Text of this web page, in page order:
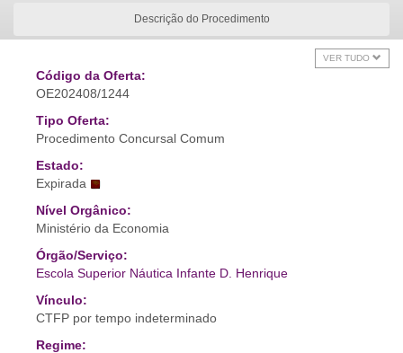
Descrição do Procedimento
VER TUDO
Código da Oferta:
OE202408/1244
Tipo Oferta:
Procedimento Concursal Comum
Estado:
Expirada
Nível Orgânico:
Ministério da Economia
Órgão/Serviço:
Escola Superior Náutica Infante D. Henrique
Vínculo:
CTFP por tempo indeterminado
Regime: